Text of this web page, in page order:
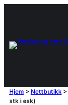
Hjem > Nettbutikk>
stk i esk)